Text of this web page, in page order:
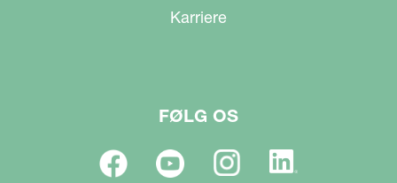
Karriere
FØLG OS